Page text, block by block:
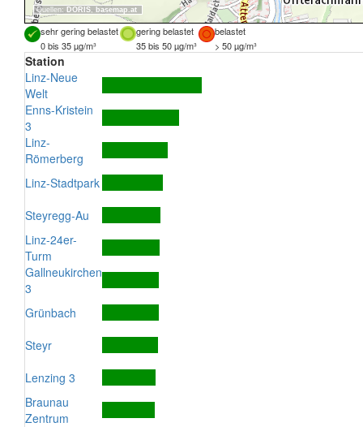
Quellen: DORIS, basemap.at
sehr gering belastet gering belastet
belastet
0 bis 35 µg/m³
35 bis 50 µg/m³ > 50 µg/m³
Station
Linz-Neue
Welt
Enns-Kristein
3
Linz-
Römerberg
Linz-Stadtpark
Steyregg-Au
Linz-24er-
Turm
Gallneukirchen
3
Grünbach
Steyr
Lenzing 3
Braunau
Zentrum